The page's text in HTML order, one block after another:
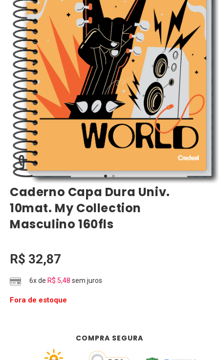
Caderno Capa Dura Univ.
10mat. My Collection
Masculino 160fls
R$ 32,87
6x de R$ 5,48 sem juros
Fora de estoque
COMPRA SEGURA